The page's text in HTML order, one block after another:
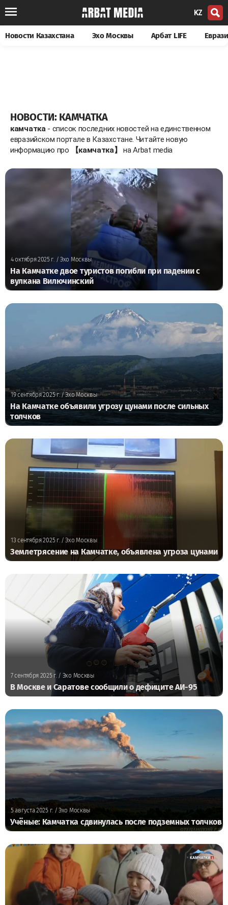
KZ
Новости Казахстана Эхо Москвы Арбат LIFE
НОВОСТИ: КАМЧАТКА
камчатка - список последних новостей на единственном
евразийском портале в Казахстане. Читайте новую
информацию про
【камчатка】 на Arbat media
4 октября 2025 г./ Эхо Москвы
На Камчатке двое туристов погибли при падении с
вулкана Вилючинский
19 сентября 2025 г./ Эхо Москвы
На Камчатке объявили угрозу цунами после сильных
толчков
13 сентября 2025 г./ Эхо Москвы
Землетрясение на Камчатке, объявлена угроза цунами
7 сентября 2025 г. / Эхо Москвы
В Москве и Саратове сообщили о дефиците АИ-95
5 августа 2025 г./ Эхо Москвы
Учёные: Камчатка сдвинулась после подземных толчков